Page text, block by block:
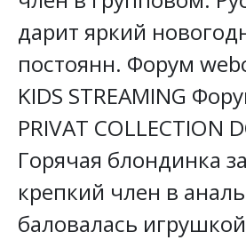
дарит яркий
постоянн. Форум
KIDS STREAMING
PRIVAT COLLECTION
Горячая блондинка
крепкий член в
баловалась